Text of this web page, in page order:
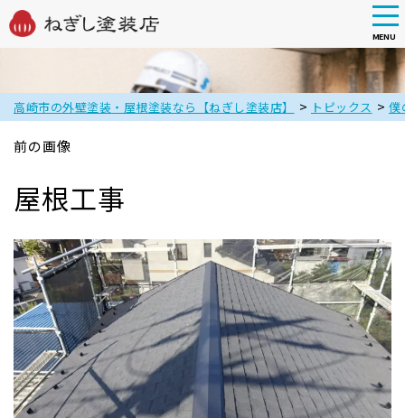
main
content
MENU
高崎市の外壁塗装・屋根塗装なら【ねぎし塗装店】 > トピックス > 僕
前の画像
屋根工事